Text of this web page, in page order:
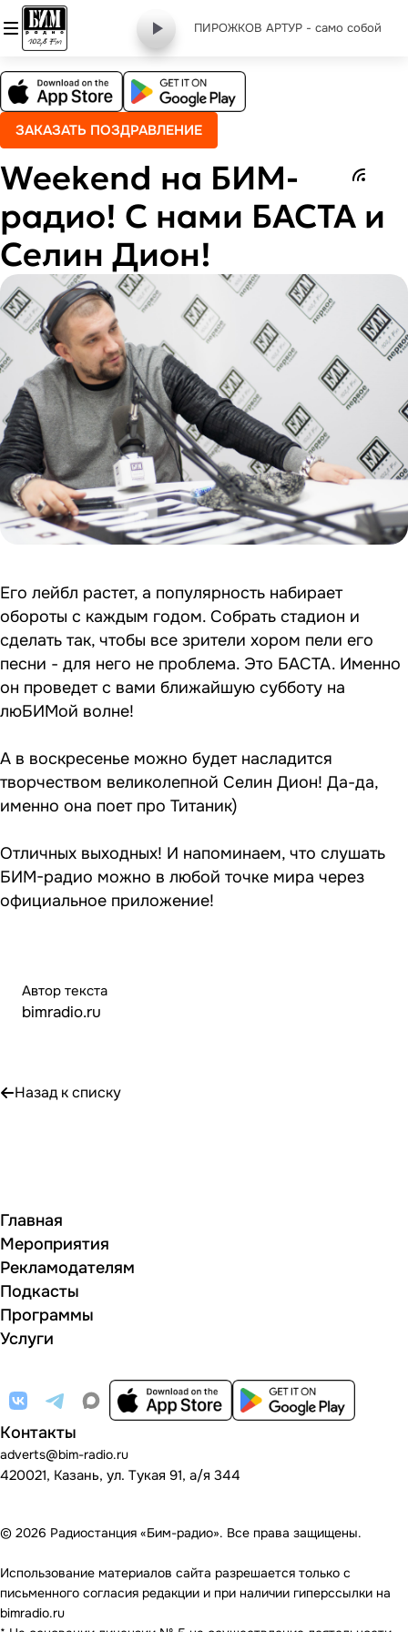
ПИРОЖКОВ АРТУР - cамо cобой
ЗАКАЗАТЬ ПОЗДРАВЛЕНИЕ
Weekend на БИМ-
радио! С нами БАСТА и
Селин Дион!
Его лейбл растет, а популярность набирает
обороты с каждым годом. Собрать стадион и
сделать так, чтобы все зрители хором пели его
песни - для него не проблема. Это БАСТА. Именно
он проведет с вами ближайшую субботу на
люБИМой волне!
А в воскресенье можно будет насладится
творчеством великолепной Селин Дион! Да-да,
именно она поет про Титаник)
Отличных выходных! И напоминаем, что слушать
БИМ-радио можно в любой точке мира через
официальное приложение!
Автор текста
bimradio.ru
Назад к списку
Главная
Мероприятия
Рекламодателям
Подкасты
Программы
Услуги
Контакты
adverts@bim-radio.ru
420021, Казань, ул. Тукая 91, а/я 344
© 2026 Радиостанция «Бим-радио». Все права защищены.
Использование материалов сайта разрешается только с
письменного согласия редакции и при наличии гиперссылки на
bimradio.ru